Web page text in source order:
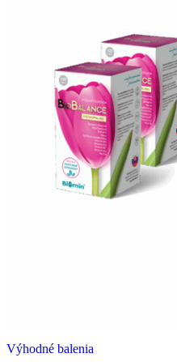
Výhodné balenia